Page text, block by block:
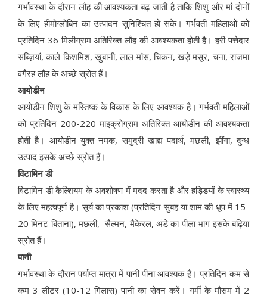
गर्भावस्था के दौरान लौह की आवश्यकता बढ़ जाती है ताकि शिशु और मां दोनों
के लिए हीमोग्लोबिन का उत्पादन सुनिश्चित हो सके। गर्भवती महिलाओं को
प्रतिदिन 36 मिलीग्राम अतिरिक्त लौह की आवश्यकता होती है। हरी पत्तेदार
सब्ज़ियां, काले किशमिश, खुबानी, लाल मांस, चिकन, खड़े मसूर, चना, राजमा
वगैरह लौह के अच्छे स्रोत हैं।
आयोडीन
आयोडीन शिशु के मस्तिष्क के विकास के लिए आवश्यक है। गर्भवती महिलाओं
को प्रतिदिन 200-220 माइक्रोग्राम अतिरिक्त आयोडीन की आवश्यकता
होती है। आयोडीन युक्त नमक, समुद्री खाद्य पदार्थ, मछली, झींगा, दुग्ध
उत्पाद इसके अच्छे स्रोत हैं।
विटामिन डी
विटामिन डी कैल्शियम के अवशोषण में मदद करता है और हड्डियों के स्वास्थ्य
के लिए महत्वपूर्ण है। सूर्य का प्रकाश (प्रतिदिन सुबह या शाम की धूप में 15-
20 मिनट बिताना), मछली, सैल्मन, मैकेरल, अंडे का पीला भाग इसके बढ़िया
स्रोत हैं।
पानी
गर्भावस्था के दौरान पर्याप्त मात्रा में पानी पीना आवश्यक है। प्रतिदिन कम से
कम 3 लीटर (10-12 गिलास) पानी का सेवन करें। गर्मी के मौसम में 2